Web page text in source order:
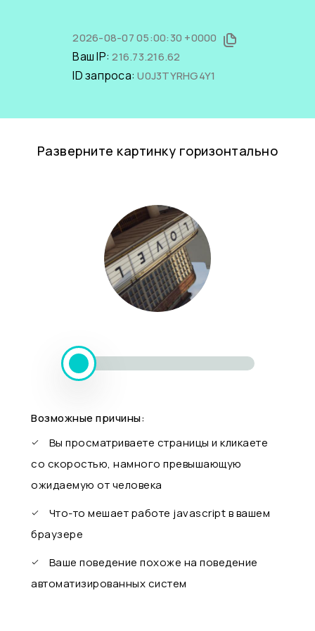
2026-08-07 05:00:30 +0000
Ваш IP:216.73.216.62
ID запроса:U0J3TYRHG4Y1
Разверните картинку горизонтально
Возможные причины:
Вы просматриваете страницы и кликаете
со скоростью, намного превышающую
ожидаемую от человека
Что-то мешает работе javascript в вашем
браузере
Ваше поведение похоже на поведение
автоматизированных систем